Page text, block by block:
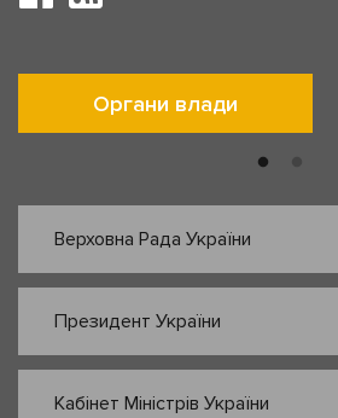
Органи влади
Верховна Рада України
Президент України
Кабінет Міністрів України